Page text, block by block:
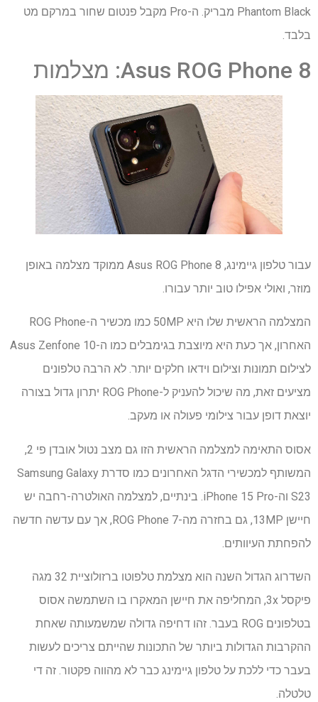
Phantom Black מבריק. ה-Pro מקבל פנטום שחור במרקם מט
בלבד.
Asus ROG Phone 8: מצלמות
עבור טלפון גיימינג, Asus ROG Phone 8 ממוקד מצלמה באופן
מוזר, ואולי אפילו טוב יותר עבורו.
המצלמה הראשית שלו היא 50MP כמו מכשיר ה-ROG Phone
האחרון, אך כעת היא מיוצבת בגימבלים כמו ה-Asus Zenfone 10
לצילום תמונות וצילום וידאו חלקים יותר. לא הרבה טלפונים
מציעים זאת, מה שיכול להעניק ל-ROG Phone יתרון גדול בצורה
יוצאת דופן עבור צילומי פעולה או מעקב.
אסוס התאימה למצלמה הראשית הזו גם מצב נטול אובדן פי 2,
המשותף למכשירי הדגל האחרונים כמו סדרת Samsung Galaxy
S23 וה-iPhone 15 Pro. בינתיים, למצלמה האולטרה-רחבה יש
חיישן 13MP, גם בחזרה מה-ROG Phone 7, אך עם עדשה חדשה
להפחתת העיוותים.
השדרוג הגדול השנה הוא מצלמת טלפוטו ברזולוציית 32 מגה
פיקסל 3x, המחליפה את חיישן המאקרו בו השתמשה אסוס
בטלפונים ROG בעבר. זהו דחיפה גדולה שמשמעותה שאחת
ההקרבות הגדולות ביותר של התכונות שהייתם צריכים לעשות
בעבר כדי ללכת על טלפון גיימינג כבר לא מהווה פקטור. זה די
טלטלה.